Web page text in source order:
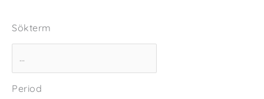
Sökterm
Period